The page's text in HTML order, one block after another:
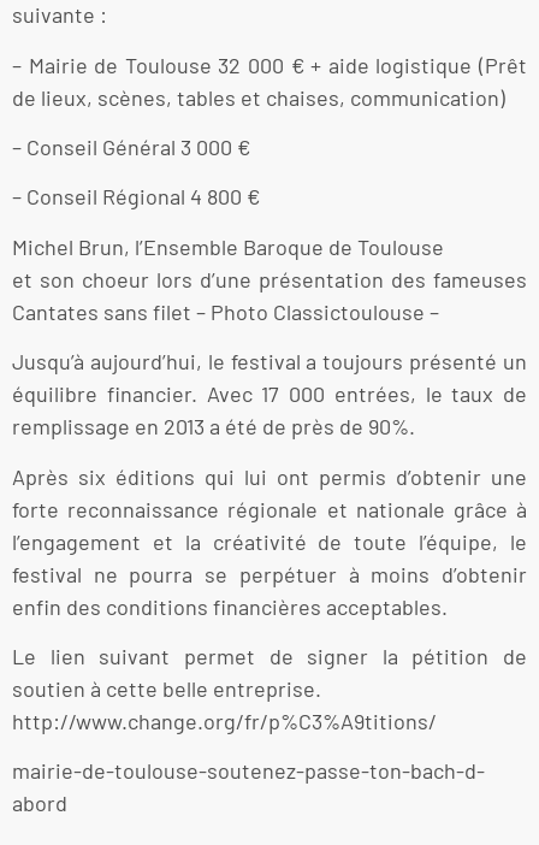
suivante :
– Mairie de Toulouse 32 000 € + aide logistique (Prêt
de lieux, scènes, tables et chaises, communication)
– Conseil Général 3 000 €
– Conseil Régional 4 800 €
Michel Brun, l’Ensemble Baroque de Toulouse
et son choeur lors d’une présentation des fameuses
Cantates sans filet – Photo Classictoulouse –
Jusqu’à aujourd’hui, le festival a toujours présenté un
équilibre financier. Avec 17 000 entrées, le taux de
remplissage en 2013 a été de près de 90%.
Après six éditions qui lui ont permis d’obtenir une
forte reconnaissance régionale et nationale grâce à
l’engagement et la créativité de toute l’équipe, le
festival ne pourra se perpétuer à moins d’obtenir
enfin des conditions financières acceptables.
Le lien suivant permet de signer la pétition de
soutien à cette belle entreprise.
http://www.change.org/fr/p%C3%A9titions/
mairie-de-toulouse-soutenez-passe-ton-bach-d-
abord